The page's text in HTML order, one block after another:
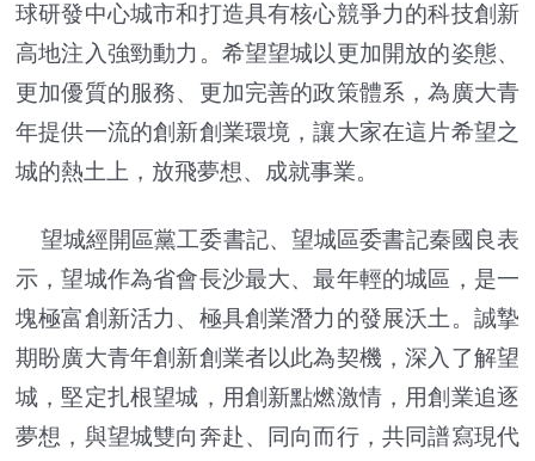
球研發中心城市和打造具有核心競爭力的科技創新
高地注入強勁動力。希望望城以更加開放的姿態、
更加優質的服務、更加完善的政策體系，為廣大青
年提供一流的創新創業環境，讓大家在這片希望之
城的熱土上，放飛夢想、成就事業。
望城經開區黨工委書記、望城區委書記秦國良表
示，望城作為省會長沙最大、最年輕的城區，是一
塊極富創新活力、極具創業潛力的發展沃土。誠摯
期盼廣大青年創新創業者以此為契機，深入了解望
城，堅定扎根望城，用創新點燃激情，用創業追逐
夢想，與望城雙向奔赴、同向而行，共同譜寫現代